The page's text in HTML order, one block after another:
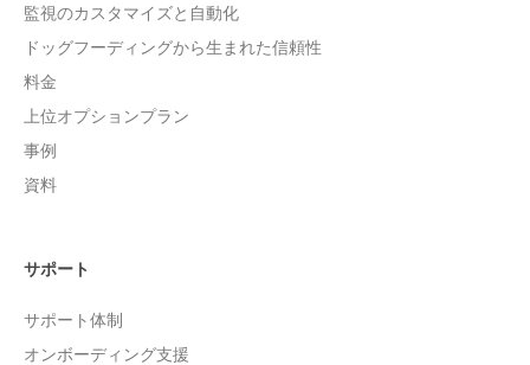
監視のカスタマイズと自動化
ドッグフーディングから生まれた信頼性
料金
上位オプションプラン
事例
資料
サポート
サポート体制
オンボーディング支援